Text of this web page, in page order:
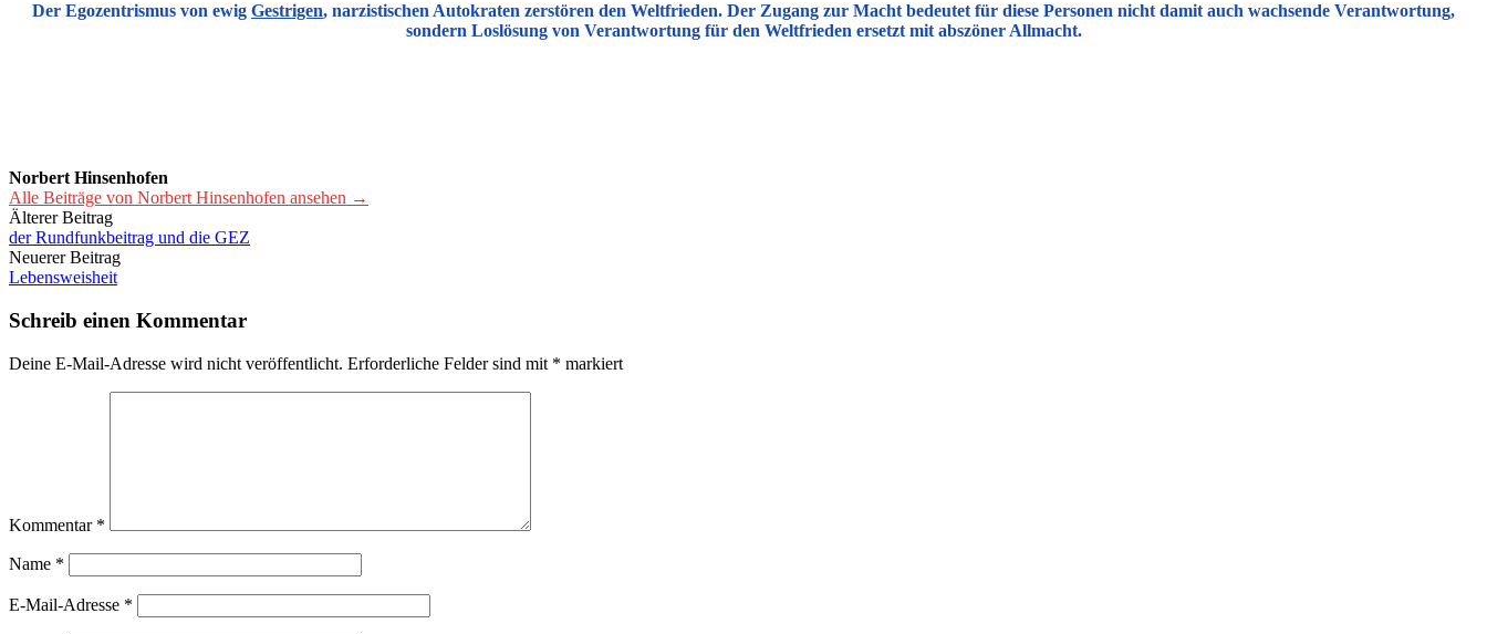
Der Egozentrismus von ewig Gestrigen, narzistischen Autokraten zerstören den Weltfrieden. Der Zugang zur Macht bedeutet für diese Personen nicht damit auch wachsende Verantwortung,
sondern Loslösung von Verantwortung für den Weltfrieden ersetzt mit abszöner Allmacht.
Norbert Hinsenhofen
Alle Beiträge von Norbert Hinsenhofen ansehen →
Beitrags-
Navigation
Älterer Beitrag
der Rundfunkbeitrag und die GEZ
Neuerer Beitrag
Lebensweisheit
Schreib einen Kommentar
Deine E-Mail-Adresse wird nicht veröffentlicht. Erforderliche Felder sind mit * markiert
Kommentar *
Name *
E-Mail-Adresse *